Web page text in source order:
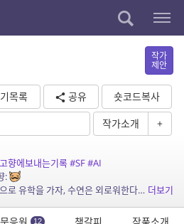
작가
제안
목록 공유
숏코드복사
작가소개 +
향에보내는기록#SF#AI
:
소개: 단짝이었던 현수가 뉴욕으로 유학을 가자, 수연은 외로워한다. 그런 그에게 현수는 멀리 떨어져 있는 애인, 친구를 따라 해서 대신 메시지에 답장하거나 통화를 할 수 있는 AI 앱 &... 더보기
12